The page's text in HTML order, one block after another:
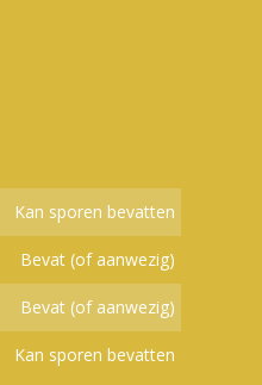
Kan sporen bevatten
Bevat (of aanwezig)
Bevat (of aanwezig)
Kan sporen bevatten